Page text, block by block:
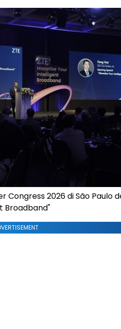
Congress 2026 di São Paulo
Broadband"